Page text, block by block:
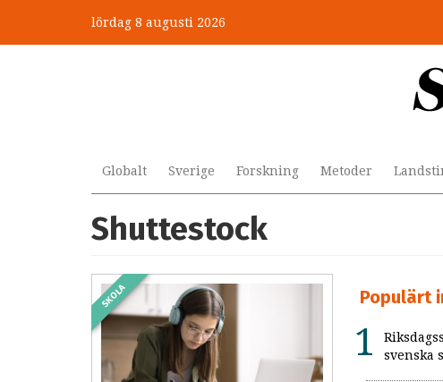
huvudinnehåll
lördag 8 augusti 2026
Globalt Sverige Forskning Metoder
Shuttestock
SKOLA Populärt
svenska